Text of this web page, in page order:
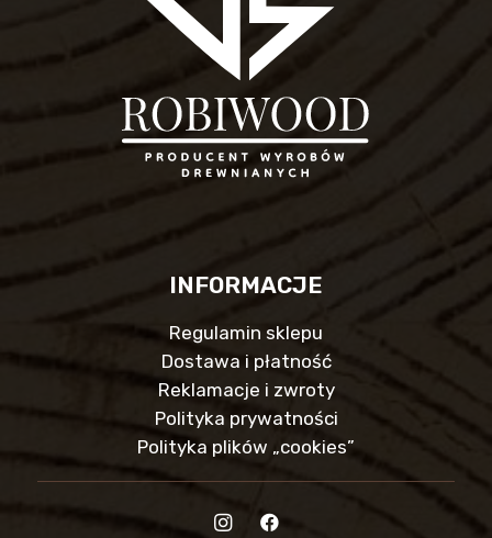
INFORMACJE
Regulamin sklepu
Dostawa i płatność
Reklamacje i zwroty
Polityka prywatności
Polityka plików „cookies”